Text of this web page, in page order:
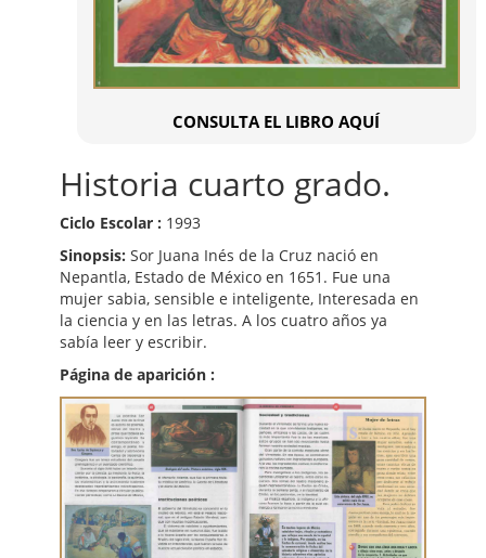
CONSULTA EL LIBRO AQUÍ
Historia cuarto grado.
Ciclo Escolar : 1993
Sinopsis: Sor Juana Inés de la Cruz nació en
Nepantla, Estado de México en 1651. Fue una
mujer sabia, sensible e inteligente, Interesada en
la ciencia y en las letras. A los cuatro años ya
sabía leer y escribir.
Página de aparición :